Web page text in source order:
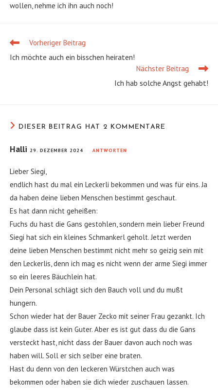
wollen, nehme ich ihn auch noch!
Weitere
ansehen
Vorheriger Beitrag
Ich möchte auch ein bisschen heiraten!
Nächster Beitrag
Ich hab solche Angst gehabt!
DIESER BEITRAG HAT 2 KOMMENTARE
Halli 29. DEZEMBER 2024 ANTWORTEN
Lieber Siegi,
endlich hast du mal ein Leckerli bekommen und was für eins. Ja
da haben deine lieben Menschen bestimmt geschaut.
Es hat dann nicht geheißen:
Fuchs du hast die Gans gestohlen, sondern mein lieber Freund
Siegi hat sich ein kleines Schmankerl geholt. Jetzt werden
deine lieben Menschen bestimmt nicht mehr so geizig sein mit
den Leckerlis, denn ich mag es nicht wenn der arme Siegi immer
so ein leeres Bäuchlein hat.
Dein Personal schlägt sich den Bauch voll und du mußt
hungern.
Schon wieder hat der Bauer Zecko mit seiner Frau gezankt. Ich
glaube dass ist kein Guter. Aber es ist gut dass du die Gans
versteckt hast, nicht dass der Bauer davon auch noch was
haben will. Soll er sich selber eine braten.
Hast du denn von den leckeren Würstchen auch was
bekommen oder haben sie dich wieder zuschauen lassen.